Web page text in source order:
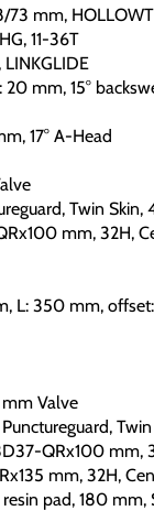
mm,
11-36T
20 mm, 15°
17° A-Head
Twin Skin,
mm, 32H,
L: 350 mm,
mm Valve
QRx100 mm,
mm, 32H,
pad, 180